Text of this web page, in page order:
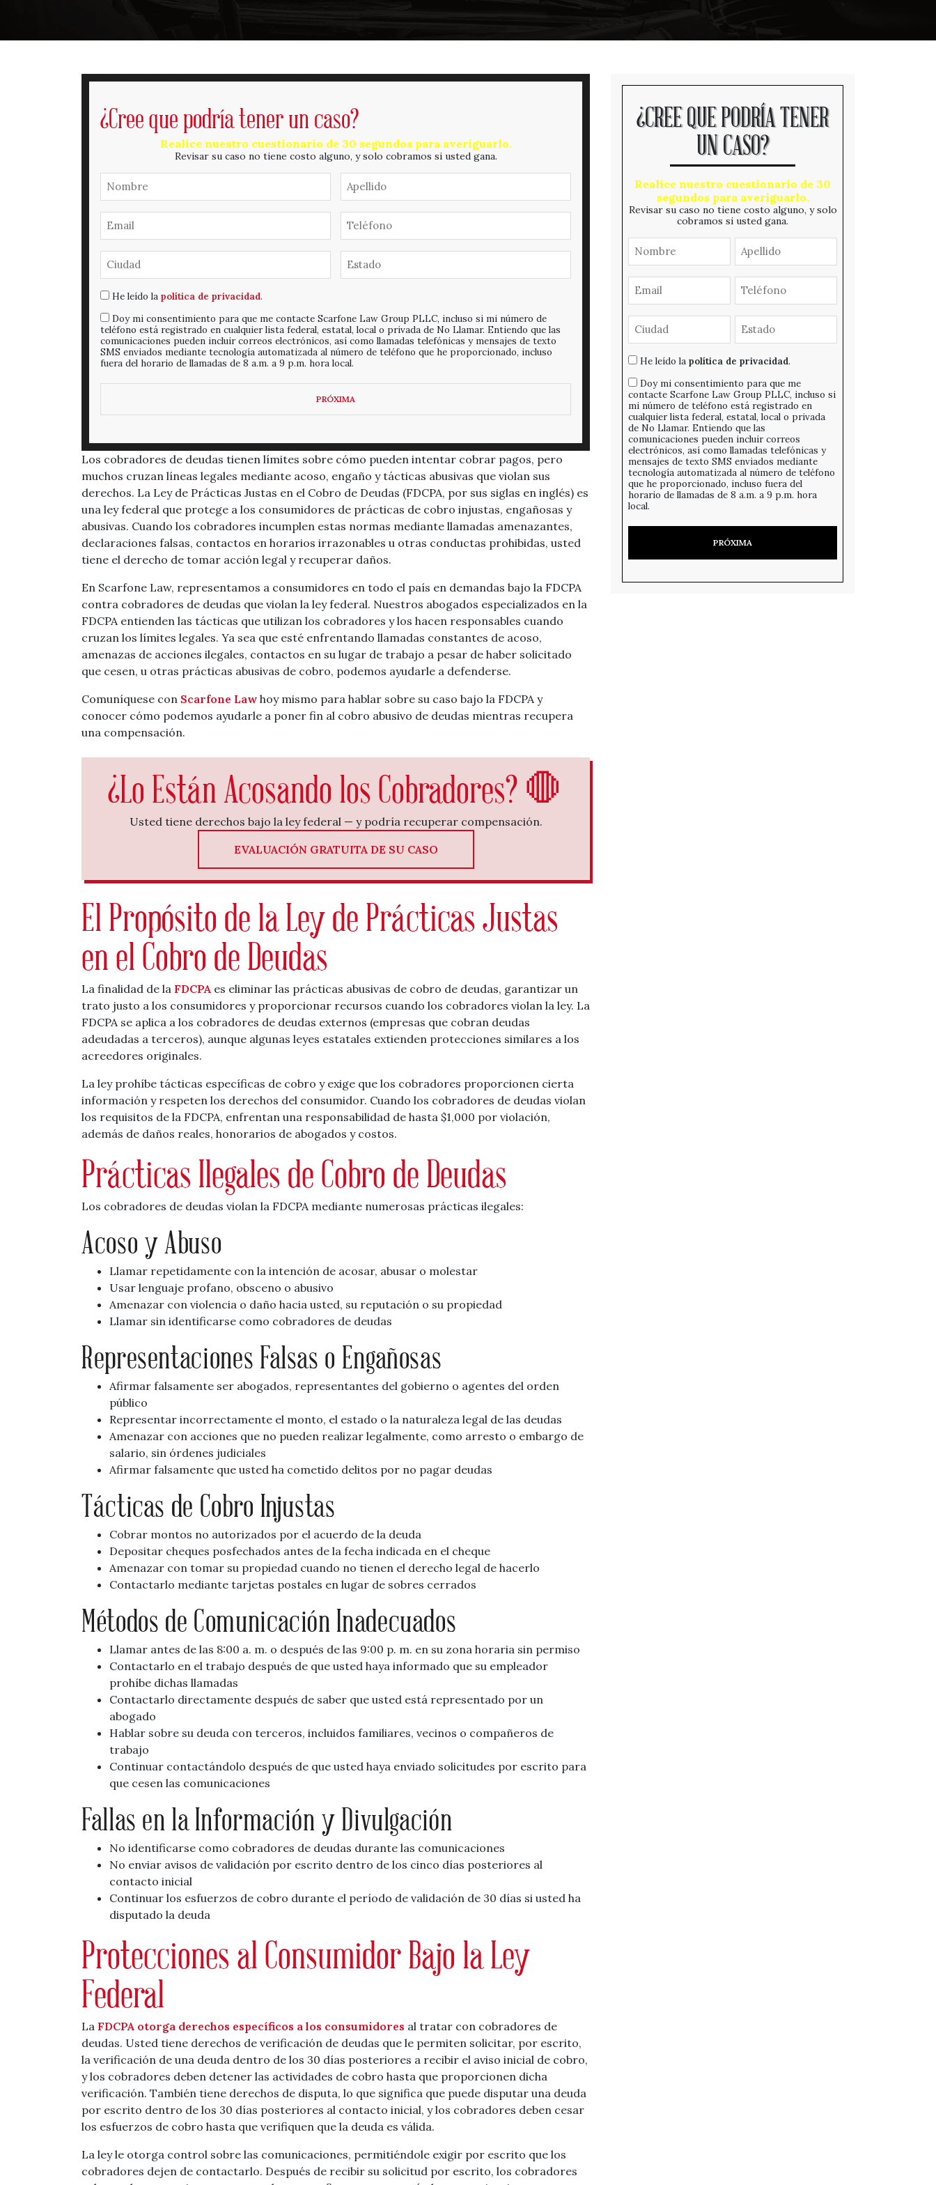
¿Cree que podría tener un caso?
Realice nuestro cuestionario de 30 segundos para averiguarlo.
Revisar su caso no tiene costo alguno, y solo cobramos si usted gana.
He leído la política de privacidad.
Doy mi consentimiento para que me contacte Scarfone Law Group PLLC, incluso si mi número de
teléfono está registrado en cualquier lista federal, estatal, local o privada de No Llamar. Entiendo que las
comunicaciones pueden incluir correos electrónicos, así como llamadas telefónicas y mensajes de texto
SMS enviados mediante tecnología automatizada al número de teléfono que he proporcionado, incluso
fuera del horario de llamadas de 8 a.m. a 9 p.m. hora local.
Los cobradores de deudas tienen límites sobre cómo pueden intentar cobrar pagos, pero
muchos cruzan líneas legales mediante acoso, engaño y tácticas abusivas que violan sus
derechos. La Ley de Prácticas Justas en el Cobro de Deudas (FDCPA, por sus siglas en inglés) es
una ley federal que protege a los consumidores de prácticas de cobro injustas, engañosas y
abusivas. Cuando los cobradores incumplen estas normas mediante llamadas amenazantes,
declaraciones falsas, contactos en horarios irrazonables u otras conductas prohibidas, usted
tiene el derecho de tomar acción legal y recuperar daños.
En Scarfone Law, representamos a consumidores en todo el país en demandas bajo la FDCPA
contra cobradores de deudas que violan la ley federal. Nuestros abogados especializados en la
FDCPA entienden las tácticas que utilizan los cobradores y los hacen responsables cuando
cruzan los límites legales. Ya sea que esté enfrentando llamadas constantes de acoso,
amenazas de acciones ilegales, contactos en su lugar de trabajo a pesar de haber solicitado
que cesen, u otras prácticas abusivas de cobro, podemos ayudarle a defenderse.
Comuníquese con Scarfone Law hoy mismo para hablar sobre su caso bajo la FDCPA y
conocer cómo podemos ayudarle a poner fin al cobro abusivo de deudas mientras recupera
una compensación.
¿Lo Están Acosando los Cobradores? 🛑
Usted tiene derechos bajo la ley federal — y podría recuperar compensación.
EVALUACIÓN GRATUITA DE SU CASO
El Propósito de la Ley de Prácticas Justas
en el Cobro de Deudas
La finalidad de la FDCPA es eliminar las prácticas abusivas de cobro de deudas, garantizar un
trato justo a los consumidores y proporcionar recursos cuando los cobradores violan la ley. La
FDCPA se aplica a los cobradores de deudas externos (empresas que cobran deudas
adeudadas a terceros), aunque algunas leyes estatales extienden protecciones similares a los
acreedores originales.
La ley prohíbe tácticas específicas de cobro y exige que los cobradores proporcionen cierta
información y respeten los derechos del consumidor. Cuando los cobradores de deudas violan
los requisitos de la FDCPA, enfrentan una responsabilidad de hasta $1,000 por violación,
además de daños reales, honorarios de abogados y costos.
Prácticas Ilegales de Cobro de Deudas
Los cobradores de deudas violan la FDCPA mediante numerosas prácticas ilegales:
Acoso y Abuso
Llamar repetidamente con la intención de acosar, abusar o molestar
Usar lenguaje profano, obsceno o abusivo
Amenazar con violencia o daño hacia usted, su reputación o su propiedad
Llamar sin identificarse como cobradores de deudas
Representaciones Falsas o Engañosas
Afirmar falsamente ser abogados, representantes del gobierno o agentes del orden
público
Representar incorrectamente el monto, el estado o la naturaleza legal de las deudas
Amenazar con acciones que no pueden realizar legalmente, como arresto o embargo de
salario, sin órdenes judiciales
Afirmar falsamente que usted ha cometido delitos por no pagar deudas
Tácticas de Cobro Injustas
Cobrar montos no autorizados por el acuerdo de la deuda
Depositar cheques posfechados antes de la fecha indicada en el cheque
Amenazar con tomar su propiedad cuando no tienen el derecho legal de hacerlo
Contactarlo mediante tarjetas postales en lugar de sobres cerrados
Métodos de Comunicación Inadecuados
Llamar antes de las 8:00 a. m. o después de las 9:00 p. m. en su zona horaria sin permiso
Contactarlo en el trabajo después de que usted haya informado que su empleador
prohíbe dichas llamadas
Contactarlo directamente después de saber que usted está representado por un
abogado
Hablar sobre su deuda con terceros, incluidos familiares, vecinos o compañeros de
trabajo
Continuar contactándolo después de que usted haya enviado solicitudes por escrito para
que cesen las comunicaciones
Fallas en la Información y Divulgación
No identificarse como cobradores de deudas durante las comunicaciones
No enviar avisos de validación por escrito dentro de los cinco días posteriores al
contacto inicial
Continuar los esfuerzos de cobro durante el período de validación de 30 días si usted ha
disputado la deuda
Protecciones al Consumidor Bajo la Ley
Federal
La FDCPA otorga derechos específicos a los consumidores al tratar con cobradores de
deudas. Usted tiene derechos de verificación de deudas que le permiten solicitar, por escrito,
la verificación de una deuda dentro de los 30 días posteriores a recibir el aviso inicial de cobro,
y los cobradores deben detener las actividades de cobro hasta que proporcionen dicha
verificación. También tiene derechos de disputa, lo que significa que puede disputar una deuda
por escrito dentro de los 30 días posteriores al contacto inicial, y los cobradores deben cesar
los esfuerzos de cobro hasta que verifiquen que la deuda es válida.
La ley le otorga control sobre las comunicaciones, permitiéndole exigir por escrito que los
cobradores dejen de contactarlo. Después de recibir su solicitud por escrito, los cobradores
¿CREE QUE PODRÍA TENER
UN CASO?
Realice nuestro cuestionario de 30
segundos para averiguarlo.
Revisar su caso no tiene costo alguno, y solo
cobramos si usted gana.
He leído la política de privacidad.
Doy mi consentimiento para que me
contacte Scarfone Law Group PLLC, incluso si
mi número de teléfono está registrado en
cualquier lista federal, estatal, local o privada
de No Llamar. Entiendo que las
comunicaciones pueden incluir correos
electrónicos, así como llamadas telefónicas y
mensajes de texto SMS enviados mediante
tecnología automatizada al número de teléfono
que he proporcionado, incluso fuera del
horario de llamadas de 8 a.m. a 9 p.m. hora
local.